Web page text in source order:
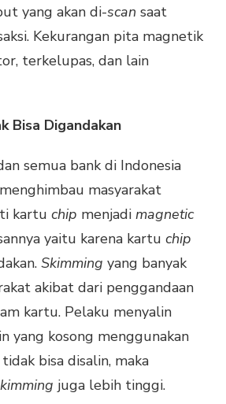
yang akan di-scan saat
Kekurangan pita magnetik
terkelupas, dan lain
Bisa Digandakan
semua bank di Indonesia
masyarakat
kartu chip menjadi magnetic
yaitu karena kartu chip
Skimming yang banyak
akibat dari penggandaan
kartu. Pelaku menyalin
yang kosong menggunakan
bisa disalin, maka
juga lebih tinggi.